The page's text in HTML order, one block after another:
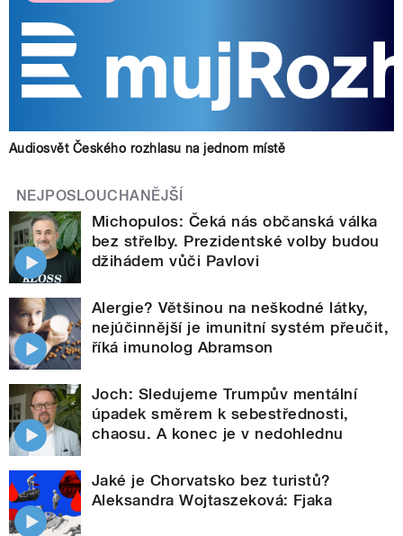
Audiosvět Českého rozhlasu na jednom místě
NEJPOSLOUCHANĚJŠÍ
Michopulos: Čeká nás občanská válka
bez střelby. Prezidentské volby budou
džihádem vůči Pavlovi
Alergie? Většinou na neškodné látky,
nejúčinnější je imunitní systém přeučit,
říká imunolog Abramson
Joch: Sledujeme Trumpův mentální
úpadek směrem k sebestřednosti,
chaosu. A konec je v nedohlednu
Jaké je Chorvatsko bez turistů?
Aleksandra Wojtaszeková: Fjaka